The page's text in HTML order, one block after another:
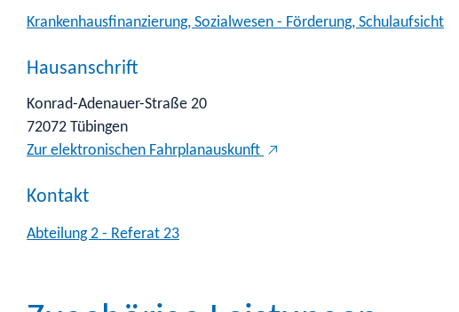
Krankenhausfinanzierung, Sozialwesen - Förderung, Schulaufsicht
Hausanschrift
Konrad-Adenauer-Straße 20
72072 Tübingen
Zur elektronischen Fahrplanauskunft
Kontakt
Abteilung 2 - Referat 23